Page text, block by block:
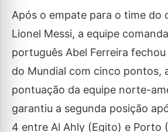
Após o empate para o time do
Lionel Messi, a equipe
português Abel Ferreira
do Mundial com cinco pontos,
pontuação da equipe norte-
garantiu a segunda posição
4 entre Al Ahly (Egito) e Porto